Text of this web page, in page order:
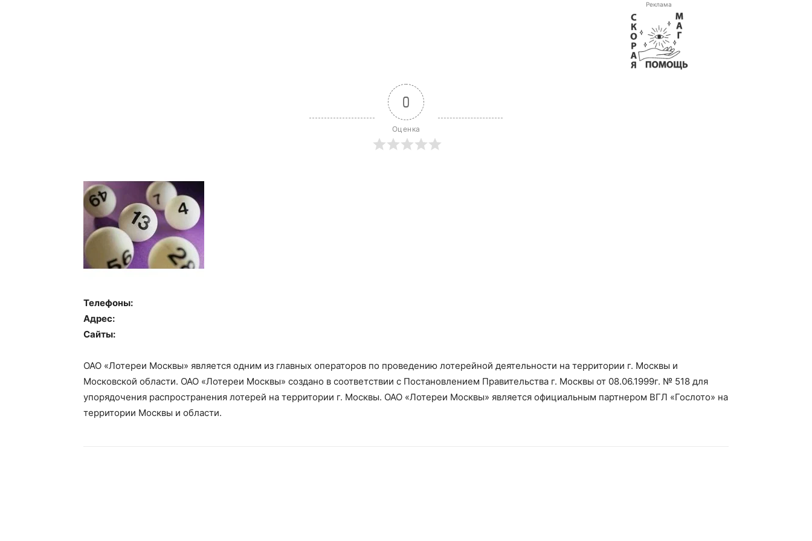
Реклама
0
Оценка
Телефоны:
Адрес:
Сайты:
ОАО «Лотереи Москвы» является одним из главных операторов по проведению лотерейной деятельности на территории г. Москвы и
Московской области. ОАО «Лотереи Москвы» создано в соответствии с Постановлением Правительства г. Москвы от 08.06.1999г. № 518 для
упорядочения распространения лотерей на территории г. Москвы. ОАО «Лотереи Москвы» является официальным партнером ВГЛ «Гослото» на
территории Москвы и области.